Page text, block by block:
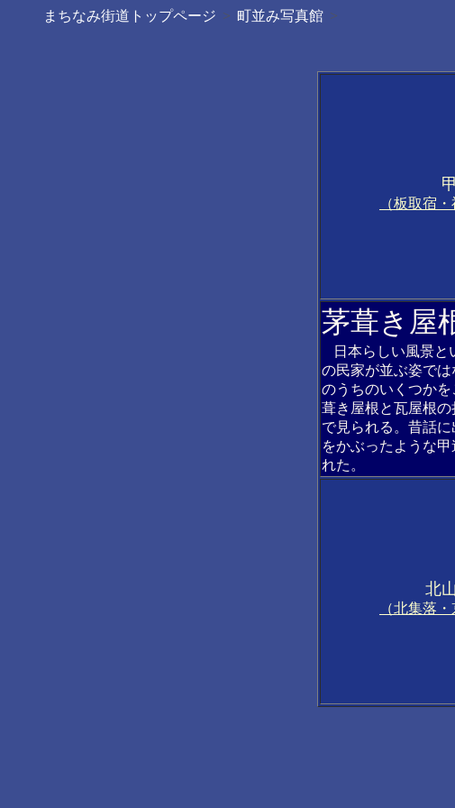
まちなみ街道トップページ 町並み写真館
（板取宿
茅葺き屋
日本らしい風景
の民家が並ぶ姿で
のうちのいくつか
葺き屋根と瓦屋根
で見られる。昔話
をかぶったような
れた。
北
（北集落